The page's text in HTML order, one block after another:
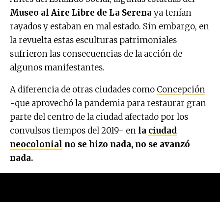
Museo al Aire Libre de La Serena ya tenían
rayados y estaban en mal estado. Sin embargo, en
la revuelta estas esculturas patrimoniales
sufrieron las consecuencias de la acción de
algunos manifestantes.
A diferencia de otras ciudades como Concepción
-que aprovechó la pandemia para restaurar gran
parte del centro de la ciudad afectado por los
convulsos tiempos del 2019- en la ciudad
neocolonial no se hizo nada, no se avanzó
nada.